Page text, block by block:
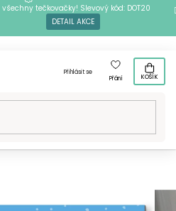
všechny tečkovačky! Slevový kód: DOT20
DETAIL AKCE
Přihlásit se
Přání
KOŠÍK
čísel